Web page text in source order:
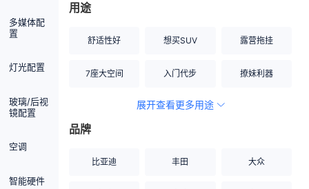
多媒体配
置
灯光配置
玻璃/后视
镜配置
空调
智能硬件
用途
舒适性好 想买SUV 露营拖挂
7座大空间 入门代步 撩妹利器
空间宽敞
展开查看更多用途
品牌
比亚迪 丰田 大众